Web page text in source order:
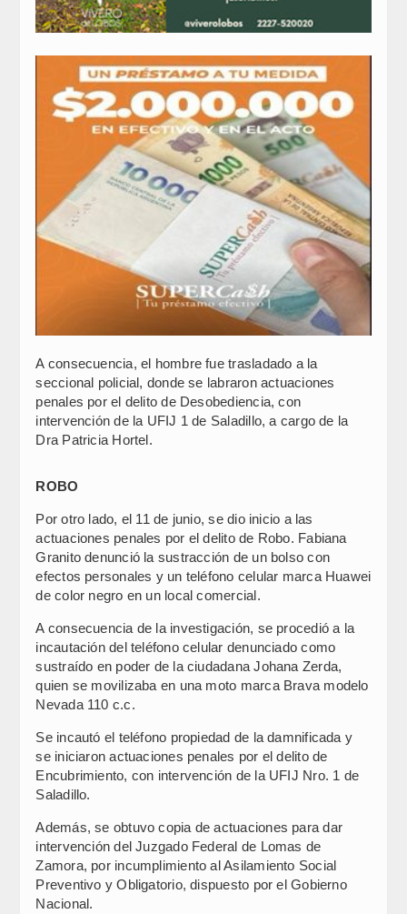
A consecuencia, el hombre fue trasladado a la
seccional policial, donde se labraron actuaciones
penales por el delito de Desobediencia, con
intervención de la UFIJ 1 de Saladillo, a cargo de la
Dra Patricia Hortel.
ROBO
Por otro lado, el 11 de junio, se dio inicio a las
actuaciones penales por el delito de Robo. Fabiana
Granito denunció la sustracción de un bolso con
efectos personales y un teléfono celular marca Huawei
de color negro en un local comercial.
A consecuencia de la investigación, se procedió a la
incautación del teléfono celular denunciado como
sustraído en poder de la ciudadana Johana Zerda,
quien se movilizaba en una moto marca Brava modelo
Nevada 110 c.c.
Se incautó el teléfono propiedad de la damnificada y
se iniciaron actuaciones penales por el delito de
Encubrimiento, con intervención de la UFIJ Nro. 1 de
Saladillo.
Además, se obtuvo copia de actuaciones para dar
intervención del Juzgado Federal de Lomas de
Zamora, por incumplimiento al Asilamiento Social
Preventivo y Obligatorio, dispuesto por el Gobierno
Nacional.